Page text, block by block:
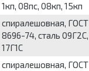
1кп, 08пс, 08кп, 15кп
спиралешовная, ГОСТ
8696-74, сталь 09Г2С,
17Г1С
спиралешовная, ГОСТ